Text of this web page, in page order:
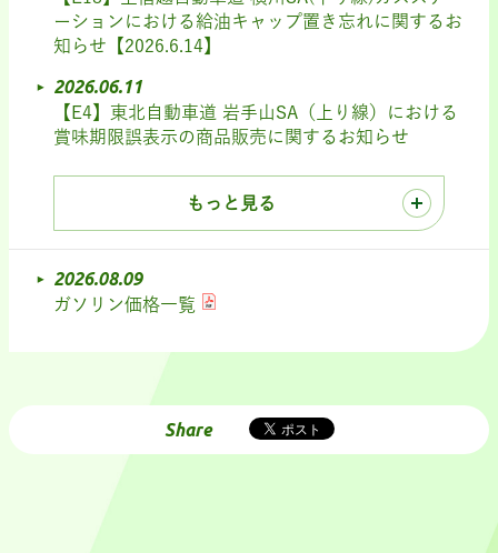
ーションにおける給油キャップ置き忘れに関するお
知らせ【2026.6.14】
2026.06.11
【E4】東北自動車道 岩手山SA（上り線）における
賞味期限誤表示の商品販売に関するお知らせ
もっと見る
2026.08.09
ガソリン価格一覧
Share